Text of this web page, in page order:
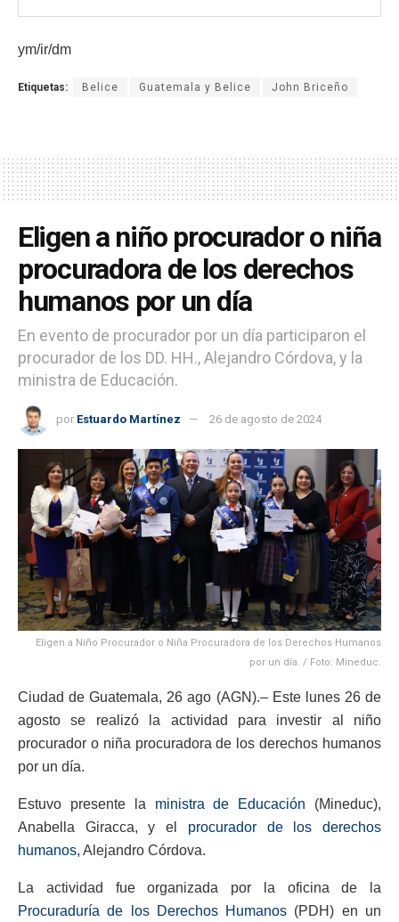
ym/ir/dm
Etiquetas: Belice Guatemala y Belice John Briceño
Eligen a niño procurador o niña
procuradora de los derechos
humanos por un día
En evento de procurador por un día participaron el
procurador de los DD. HH., Alejandro Córdova, y la
ministra de Educación.
por Estuardo Martínez 26 de agosto de 2024
Eligen a Niño Procurador o Niña Procuradora de los Derechos Humanos
por un día. / Foto: Mineduc.
Ciudad de Guatemala, 26 ago (AGN).– Este lunes 26 de
agosto se realizó la actividad para investir al niño
procurador o niña procuradora de los derechos humanos
por un día.
Estuvo presente la ministra de Educación (Mineduc),
Anabella Giracca, y el procurador de los derechos
humanos, Alejandro Córdova.
La actividad fue organizada por la oficina de la
Procuraduría de los Derechos Humanos (PDH) en un